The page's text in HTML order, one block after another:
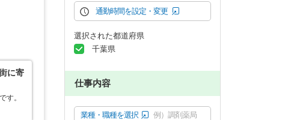
に寄
す。
通勤時間を設定・変更
選択された都道府県
千葉県
仕事内容
業種・職種を選択 例）調剤薬局